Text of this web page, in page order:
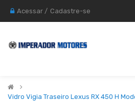
Acessar / Cadastre-se
Vidro Vigia Traseiro Lexus RX 450 H